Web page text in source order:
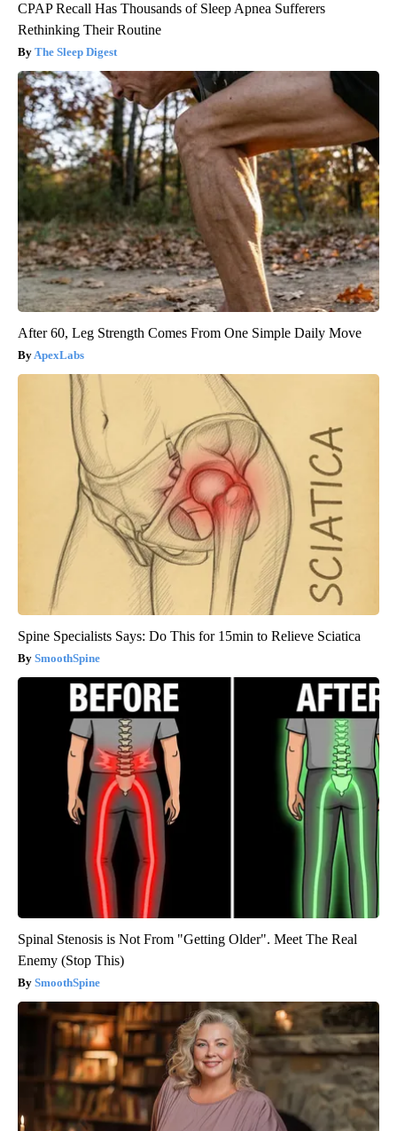
CPAP Recall Has Thousands of Sleep Apnea Sufferers
Rethinking Their Routine
The Sleep Digest
After 60, Leg Strength Comes From One Simple Daily Move
ApexLabs
Spine Specialists Says: Do This for 15min to Relieve Sciatica
SmoothSpine
Spinal Stenosis is Not From "Getting Older". Meet The Real
Enemy (Stop This)
SmoothSpine